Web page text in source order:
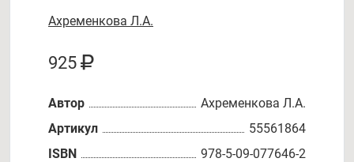
Ахременкова Л.А.
925
Автор
Ахременкова Л.А.
Артикул
55561864
ISBN
978-5-09-077646-2